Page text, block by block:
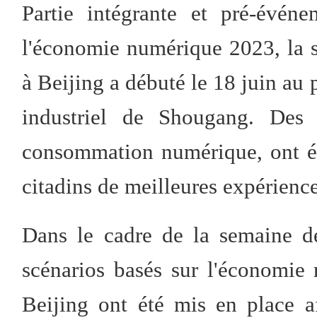
Partie intégrante et pré-
l'économie numérique 2023, la
à Beijing a débuté le 18 juin au
industriel de Shougang.
consommation numérique, ont
citadins de meilleures
Dans le cadre de la semaine
scénarios basés sur
Beijing ont été mis en place